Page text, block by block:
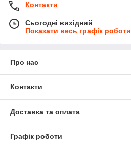
Контакти
Сьогодні вихідний
Показати весь графік роботи
Про нас
Контакти
Доставка та оплата
Графік роботи